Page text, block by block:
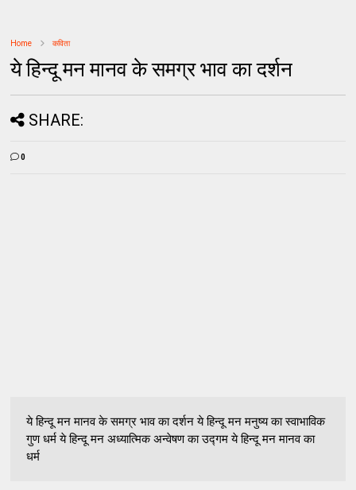
Home कविता
ये हिन्दू मन मानव के समग्र भाव का दर्शन
SHARE:
0
ये हिन्दू मन मानव के समग्र भाव का दर्शन ये हिन्दू मन मनुष्य का स्वाभाविक
गुण धर्म ये हिन्दू मन अध्यात्मिक अन्वेषण का उद्गम ये हिन्दू मन मानव का
धर्म